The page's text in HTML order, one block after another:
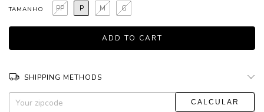
TAMANHO G
M
P
PP
SHIPPING METHODS
Shipping for zipcode:
CHANGE ZIPCODE